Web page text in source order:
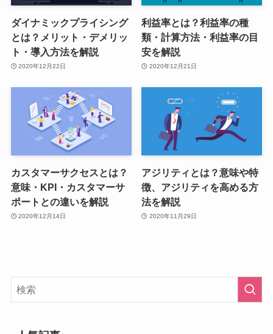
ダイナミックプライシング
とは？メリット・デメリッ
ト・導入方法を解説
2020年12月22日
利益率とは？利益率の種
類・計算方法・利益率の目
安を解説
2020年12月21日
カスタマーサクセスとは？
意味・KPI・カスタマーサ
ポートとの違いを解説
2020年12月14日
アジリティとは？意味や特
徴、アジリティを高める方
法を解説
2020年11月29日